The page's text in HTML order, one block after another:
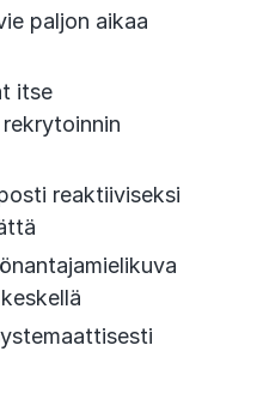
paljon aikaa
itse
reaktiiviseksi